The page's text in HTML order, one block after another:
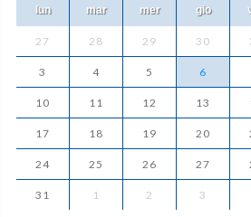
lun mar mer gio
27 28 29 30
3 4 5 6
10 11 12 13
17 18 19 20
24 25 26 27
31 1 2 3